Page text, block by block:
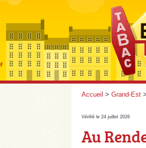
Accueil > Grand-Est >
Vérifié le 24 juillet 2026
Au